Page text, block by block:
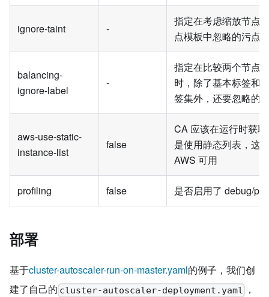
ignore-taint -
指定在考虑缩放节点
点模板中忽略的污点
balancing-
ignore-label
-
指定在比较两个节点
时，除了基本标签和
签集外，还要忽略的
aws-use-static-
instance-list
false
CA 应该在运行时获
是使用静态列表，这
AWS 可用
profiling false 是否启用了 debug/
部署
基于cluster-autoscaler-run-on-master.yaml的例子，我们创
建了自己的 cluster-autoscaler-deployment.yaml
，